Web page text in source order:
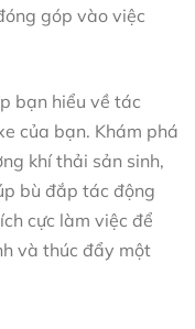
góp vào việc
bạn hiểu về tác
của bạn. Khám phá
khí thải sản sinh,
bù đắp tác động
cực làm việc để
và thúc đẩy một